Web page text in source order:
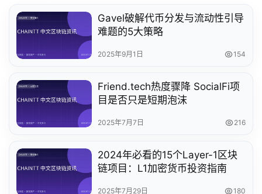
Gavel破解代币分发与流动性引导
难题的5大策略
2025年9月1日 154
Friend.tech热度骤降 SocialFi项
目是否只是短期泡沫
2025年7月7日 216
2024年必看的15个Layer-1区块
链项目：L1加密货币投资指南
2025年7月29日 180